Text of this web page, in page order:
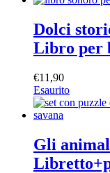
Dolci
Libro per
€11,90
Esaurito
Gli